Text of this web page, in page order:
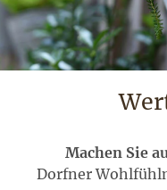
Machen Sie
Dorfner